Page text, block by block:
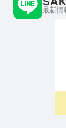
最新情